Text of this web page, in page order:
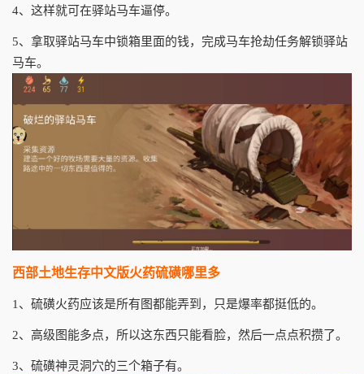
4、这样就可在驿站马车逼停。
5、拿取驿站马车中锁箱里面的钱，完成马车抢劫任务解锁驿站
马车。
西部土地生存中文版火药硫磺哪里多
1、硫磺火药应该是所有图都能弄到，只是爆率都挺低的。
2、高级图能多点，所以这东西只能看脸，然后一点点积攒了。
3、硫磺神灵洞穴的三个箱子有。